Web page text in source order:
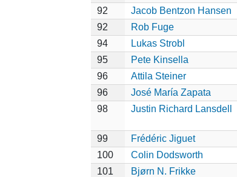
92
Jacob Bentzon Hansen
92
Rob Fuge
94
Lukas Strobl
95
Pete Kinsella
96
Attila Steiner
96
José María Zapata
98
Justin Richard Lansdell
99
Frédéric Jiguet
100
Colin Dodsworth
101
Bjørn N. Frikke